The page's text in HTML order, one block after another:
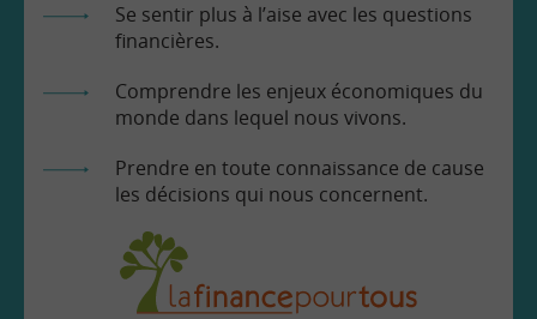
Se sentir plus à l’aise avec les questions
financières.
Comprendre les enjeux économiques du
monde dans lequel nous vivons.
Prendre en toute connaissance de cause
les décisions qui nous concernent.